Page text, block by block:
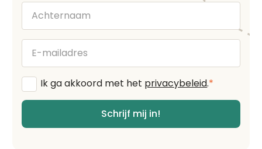
Achternaam
E-
mailadres
Algemene
voorwaarden
Ik ga akkoord met het privacybeleid.*
Schrijf mij in!